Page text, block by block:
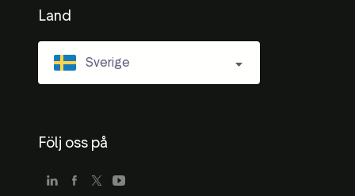
Land
Sverige
Följ oss på